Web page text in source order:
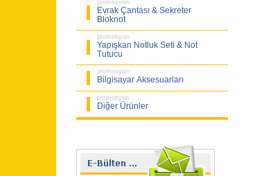
promosyon
Evrak Çantası & Sekreter
Bloknot
promosyon
Yapışkan Notluk Seti & Not
Tutucu
promosyon
Bilgisayar Aksesuarları
promosyon
Diğer Ürünler